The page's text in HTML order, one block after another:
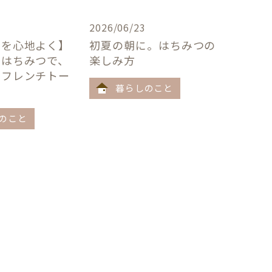
心地よく】
ちみつで、
レンチトー
こと
2026/06/23
初夏の朝に。はちみつの
楽しみ方
暮らしのこと